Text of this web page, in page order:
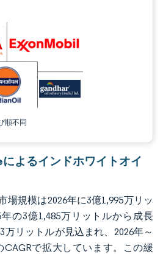
順不同
再利用にはCC BY 4.0の表示が必要です。
よるインドホワイトオイ
場規模は2026年に3億1,995万リッ
の3億1,485万リットルから成長
万リットルが見込まれ、2026年～
CAGRで拡大しています。この緩